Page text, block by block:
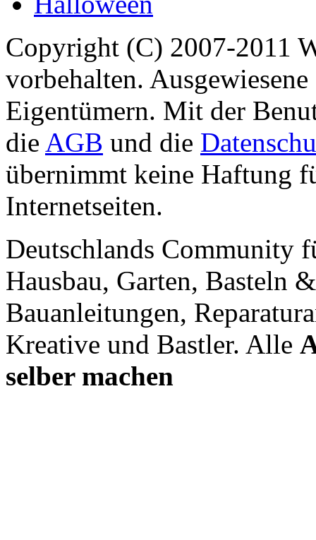
Copyright (C) 2007-2011
vorbehalten.
Eigentümern. Mit der
die AGB und die
übernimmt keine Haftung
Internetseiten.
Deutschlands Community
Hausbau, Garten, Basteln
Bauanleitungen,
Kreative und Bastler. Alle
selber machen